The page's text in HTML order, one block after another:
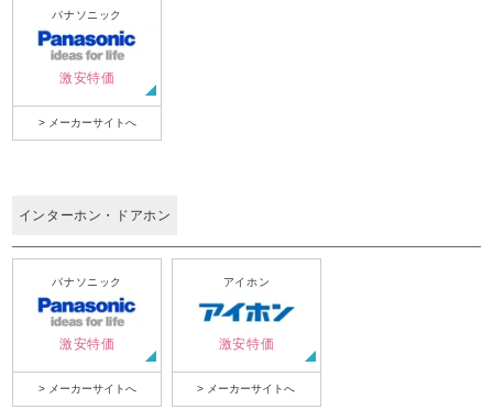
パナソニック
激安特価
> メーカーサイトへ
インターホン・ドアホン
パナソニック
激安特価
> メーカーサイトへ
アイホン
激安特価
> メーカーサイトへ